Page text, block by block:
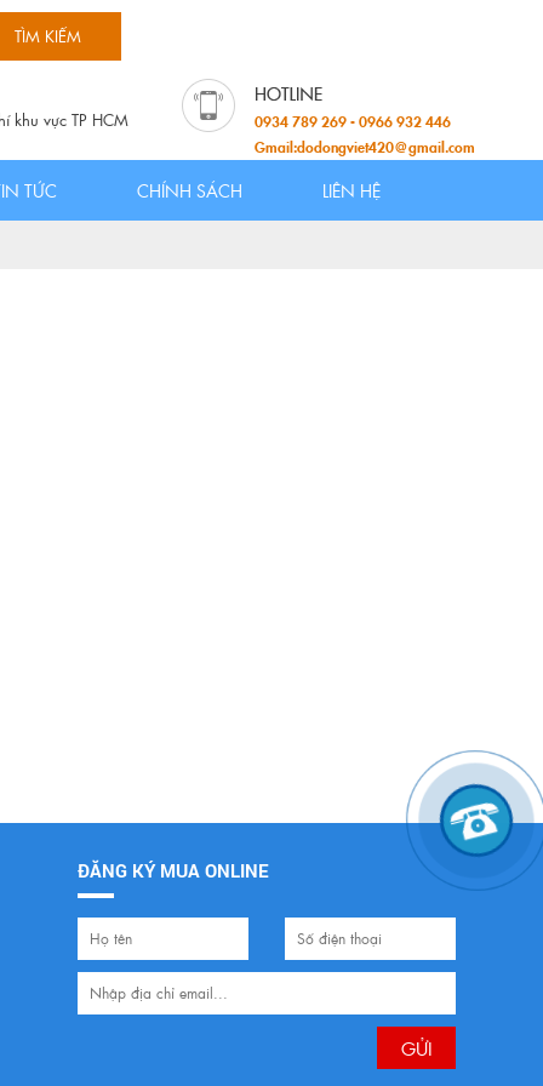
khu vực TP HCM
0934 789 269 - 0966 932 446
Gmail:dodongviet420@gmail.com
TỨC CHÍNH SÁCH LIÊN HỆ
ĐĂNG KÝ MUA ONLINE